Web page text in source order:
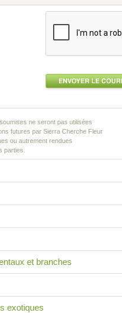
et branches
exotiques
ne seront pas utilisées
futures par Sierra Cherche Fleur
ou autrement rendues
parties.